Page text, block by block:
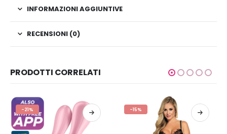
INFORMAZIONI AGGIUNTIVE
RECENSIONI (0)
PRODOTTI CORRELATI
-21% -15%